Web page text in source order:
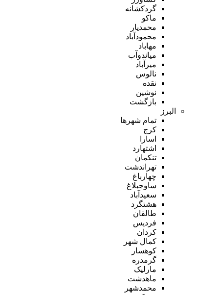
گردکشانه
ماکو
محمدیار
محمودآباد
مهاباد
میاندوآب
میرآباد
نالوس
نقده
نوشین
بازگشت
البرز
تمام شهر‌ها
کرج
اسارا
اشتهارد
تنکمان
تهراندشت
چهارباغ
ساوجبلاغ
سعیدآباد
هشتگرد
طالقان
فردیس
کردان
کمال شهر
کوهسار
گرمدره
مارلیک
ماهدشت
محمدشهر